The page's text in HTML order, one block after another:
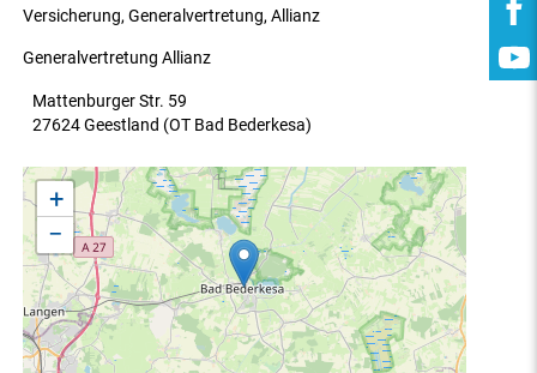
Versicherung, Generalvertretung, Allianz
Generalvertretung Allianz
Mattenburger Str. 59
27624 Geestland (OT Bad Bederkesa)
+
−